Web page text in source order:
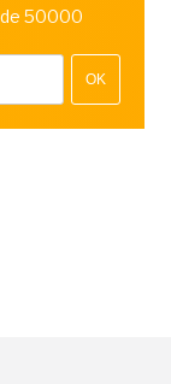
50000
OK